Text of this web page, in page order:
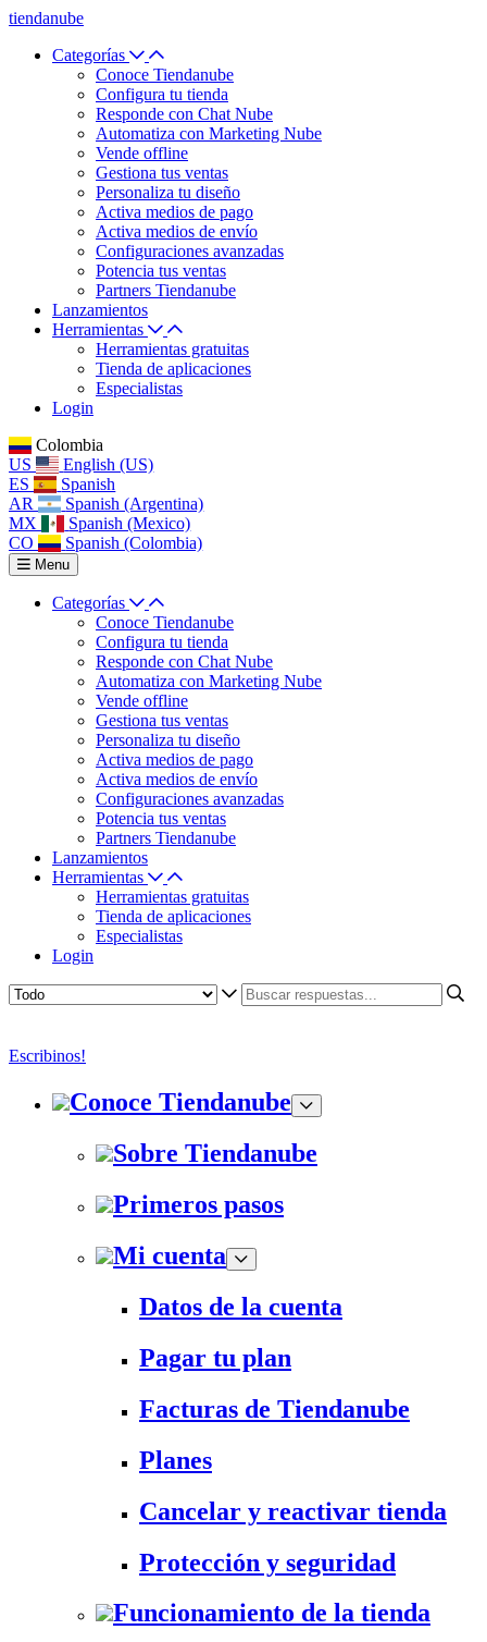
tiendanube
Categorías
Conoce Tiendanube
Configura tu tienda
Responde con Chat Nube
Automatiza con Marketing Nube
Vende offline
Gestiona tus ventas
Personaliza tu diseño
Activa medios de pago
Activa medios de envío
Configuraciones avanzadas
Potencia tus ventas
Partners Tiendanube
Lanzamientos
Herramientas
Herramientas gratuitas
Tienda de aplicaciones
Especialistas
Login
Colombia
US
English (US)
ES
Spanish
AR
Spanish (Argentina)
MX
Spanish (Mexico)
CO
Spanish (Colombia)
Menu
Categorías
Conoce Tiendanube
Configura tu tienda
Responde con Chat Nube
Automatiza con Marketing Nube
Vende offline
Gestiona tus ventas
Personaliza tu diseño
Activa medios de pago
Activa medios de envío
Configuraciones avanzadas
Potencia tus ventas
Partners Tiendanube
Lanzamientos
Herramientas
Herramientas gratuitas
Tienda de aplicaciones
Especialistas
Login
Escribinos!
Conoce Tiendanube
Sobre Tiendanube
Primeros pasos
Mi cuenta
Datos de la cuenta
Pagar tu plan
Facturas de Tiendanube
Planes
Cancelar y reactivar tienda
Protección y seguridad
Funcionamiento de la tienda